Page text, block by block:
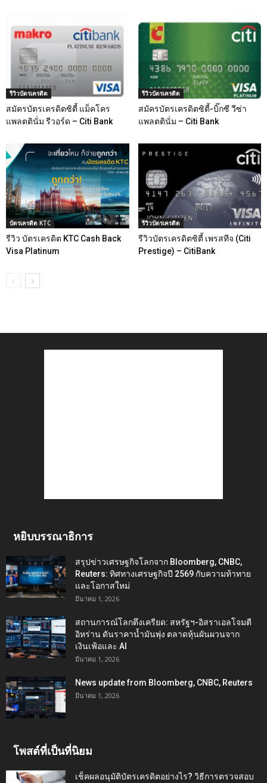
รีวิวบัตรเครดิต
สมัครบัตรเครดิตซิตี้ แม็คโคร
แพลตตินั่ม รีวอร์ด – Citi Bank
รีวิวบัตรเครดิต
สมัครบัตรเครดิตซิตี้-บิ๊กซี วีซ่า
แพลตตินั่ม – Citi Bank
บัตรเครดิต KTC
รีวิว บัตรเครดิต KTC Cash Back
Visa Platinum
รีวิวบัตรเครดิต
รีวิวบัตรเครดิตซิตี้ เพรสทีจ (Citi
Prestige) – CitiBank
หยิบบรรณาธิการ
สรุปข่าวเศรษฐกิจโลกจาก Bloomberg, CNBC,
Reuters: ทิศทางเศรษฐกิจปี 2569 กับความท้าทาย
และโอกาสใหม่
มีนาคม 1, 2026
สถานการณ์โลกตึงเครียด: สหรัฐฯ-อิสราเอลโจมตี
อิหร่าน ดันราคาน้ำมันพุ่ง ตลาดหุ้นผันผวนจาก
เงินเฟ้อและ AI
มีนาคม 1, 2026
News update from Bloomberg, CNBC, Reuters
มีนาคม 1, 2026
โพสต์ที่เป็นที่นิยม
เช็คผลอนุมัติบัตรเครดิตอย่างไร? วิธีการตรวจสอบ